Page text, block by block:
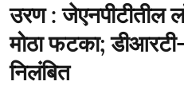
उरण : जेएनपीटीतील
मोठा फटका;
निलंबित